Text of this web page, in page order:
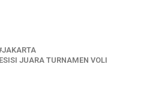
JAKARTA
JUARA TURNAMEN VOLI